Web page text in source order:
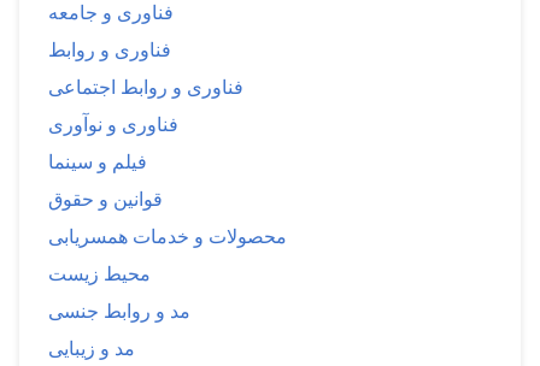
فناوری و جامعه
فناوری و روابط
فناوری و روابط اجتماعی
فناوری و نوآوری
فیلم و سینما
قوانین و حقوق
محصولات و خدمات همسریابی
محیط زیست
مد و روابط جنسی
مد و زیبایی